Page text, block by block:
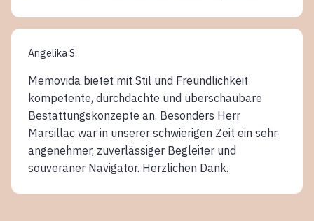
Angelika S.
Memovida bietet mit Stil und Freundlichkeit
kompetente, durchdachte und überschaubare
Bestattungskonzepte an. Besonders Herr
Marsillac war in unserer schwierigen Zeit ein sehr
angenehmer, zuverlässiger Begleiter und
souveräner Navigator. Herzlichen Dank.